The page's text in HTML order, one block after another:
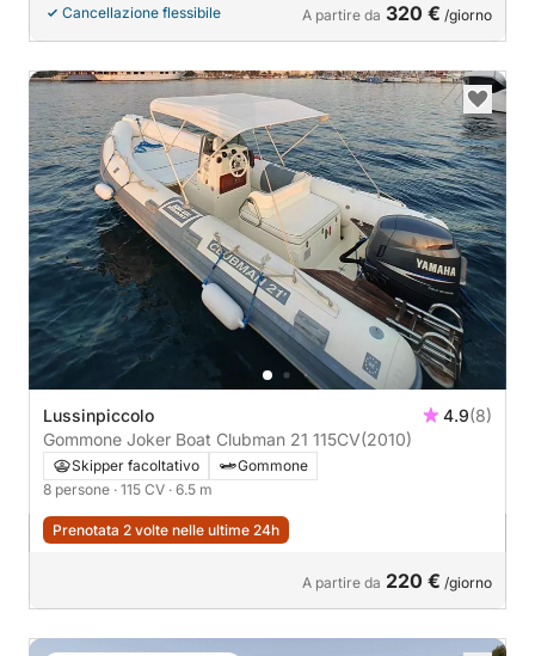
Cancellazione flessibile A partire da 320 € /giorno
Lussinpiccolo 4.9(8)
Gommone Joker Boat Clubman 21 115CV(2010)
Skipper facoltativo
Gommone
8 persone · 115 CV · 6.5 m
Prenotata 2 volte nelle ultime 24h
A partire da 220 € /giorno